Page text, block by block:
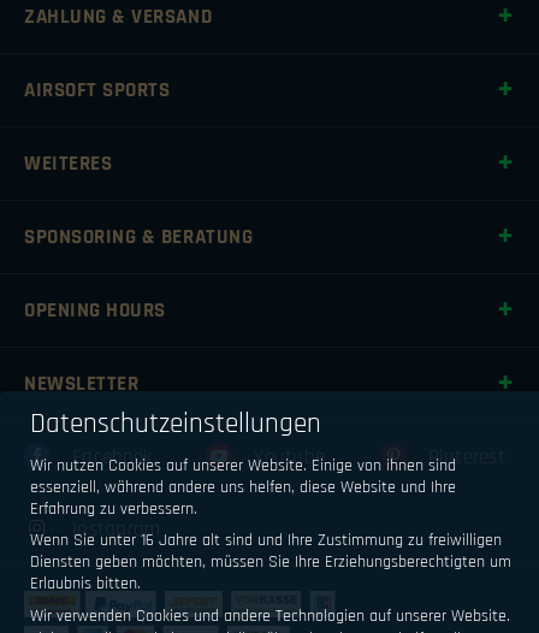
ZAHLUNG & VERSAND
AIRSOFT SPORTS
WEITERES
SPONSORING & BERATUNG
OPENING HOURS
NEWSLETTER
Facebook Youtube Pinterest
Instagram
Datenschutzeinstellungen
Wir nutzen Cookies auf unserer Website. Einige von ihnen sind
essenziell, während andere uns helfen, diese Website und Ihre
Erfahrung zu verbessern.
Wenn Sie unter 16 Jahre alt sind und Ihre Zustimmung zu freiwilligen
Diensten geben möchten, müssen Sie Ihre Erziehungsberechtigten um
Erlaubnis bitten.
Wir verwenden Cookies und andere Technologien auf unserer Website.